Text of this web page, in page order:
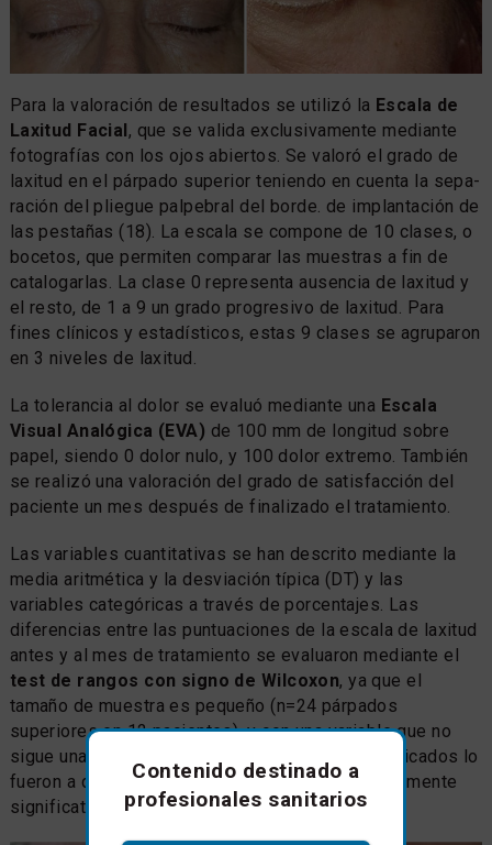
Para la valoración de resultados se utilizó la Escala de
Laxitud Facial, que se valida exclusivamente mediante
fotografías con los ojos abiertos. Se valoró el grado de
laxitud en el párpado superior teniendo en cuenta la sepa-
ración del pliegue palpebral del borde. de implantación de
las pestañas (18). La escala se compone de 10 clases, o
bocetos, que permiten comparar las muestras a fin de
catalogarlas. La clase 0 representa ausencia de laxitud y
el resto, de 1 a 9 un grado progresivo de laxitud. Para
fines clínicos y estadísticos, estas 9 clases se agruparon
en 3 niveles de laxitud.
La tolerancia al dolor se evaluó mediante una Escala
Visual Analógica (EVA) de 100 mm de longitud sobre
papel, siendo 0 dolor nulo, y 100 dolor extremo. También
se realizó una valoración del grado de satisfacción del
paciente un mes después de finalizado el tratamiento.
Las variables cuantitativas se han descrito mediante la
media aritmética y la desviación típica (DT) y las
variables categóricas a través de porcentajes. Las
diferencias entre las puntuaciones de la escala de laxitud
antes y al mes de tratamiento se evaluaron mediante el
test de rangos con signo de Wilcoxon, ya que el
tamaño de muestra es pequeño (n=24 párpados
superiores en 12 pacientes), y con una variable que no
sigue una distribución normal. Todos los test aplicados lo
fueron a dos colas y se consideraron estadísticamente
significativas todas las p <0,05.
Contenido destinado a
profesionales sanitarios